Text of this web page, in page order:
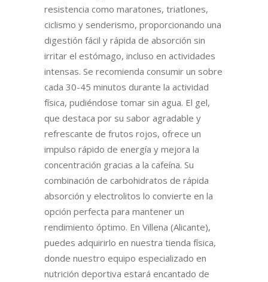
resistencia como maratones, triatlones,
ciclismo y senderismo, proporcionando una
digestión fácil y rápida de absorción sin
irritar el estómago, incluso en actividades
intensas. Se recomienda consumir un sobre
cada 30-45 minutos durante la actividad
física, pudiéndose tomar sin agua. El gel,
que destaca por su sabor agradable y
refrescante de frutos rojos, ofrece un
impulso rápido de energía y mejora la
concentración gracias a la cafeína. Su
combinación de carbohidratos de rápida
absorción y electrolitos lo convierte en la
opción perfecta para mantener un
rendimiento óptimo. En Villena (Alicante),
puedes adquirirlo en nuestra tienda física,
donde nuestro equipo especializado en
nutrición deportiva estará encantado de